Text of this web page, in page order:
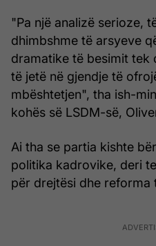
"Pa një analizë serioze,
dhimbshme të arsyeve
dramatike të besimit tek
të jetë në gjendje të
mbështetjen", tha ish-
kohës së LSDM-së,
Ai tha se partia kishte
politika kadrovike, deri
për drejtësi dhe reforma